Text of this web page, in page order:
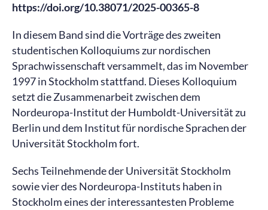
https://doi.org/10.38071/2025-00365-8
In diesem Band sind die Vorträge des zweiten
studentischen Kolloquiums zur nordischen
Sprachwissenschaft versammelt, das im November
1997 in Stockholm stattfand. Dieses Kolloquium
setzt die Zusammenarbeit zwischen dem
Nordeuropa-Institut der Humboldt-Universität zu
Berlin und dem Institut für nordische Sprachen der
Universität Stockholm fort.
Sechs Teilnehmende der Universität Stockholm
sowie vier des Nordeuropa-Instituts haben in
Stockholm eines der interessantesten Probleme